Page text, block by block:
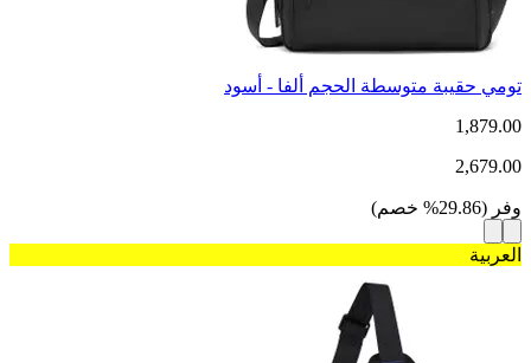
تومي حقيبة متوسطة الحجم ألفا - أسود
1,879.00
2,679.00
وفر (
29.86
% خصم)
العربية